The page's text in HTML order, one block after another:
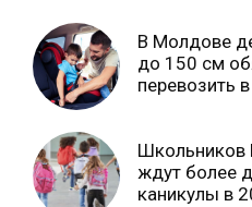
В Молдове
до 150 см
перевозить
ждут более
каникулы в